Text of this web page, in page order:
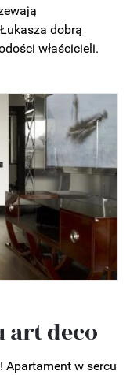
dobrą
właścicieli.
deco
Apartament w sercu